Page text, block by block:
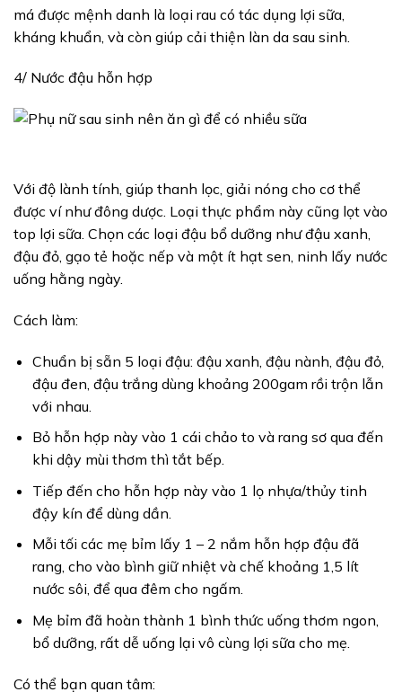
má được mệnh danh là loại rau có tác dụng lợi sữa,
kháng khuẩn, và còn giúp cải thiện làn da sau sinh.
4/ Nước đậu hỗn hợp
Với độ lành tính, giúp thanh lọc, giải nóng cho cơ thể
được ví như đông dược. Loại thực phẩm này cũng lọt vào
top lợi sữa. Chọn các loại đậu bổ dưỡng như đậu xanh,
đậu đỏ, gạo tẻ hoặc nếp và một ít hạt sen, ninh lấy nước
uống hằng ngày.
Cách làm:
Chuẩn bị sẵn 5 loại đậu: đậu xanh, đậu nành, đậu đỏ,
đậu đen, đậu trắng dùng khoảng 200gam rồi trộn lẫn
với nhau.
Bỏ hỗn hợp này vào 1 cái chảo to và rang sơ qua đến
khi dậy mùi thơm thì tắt bếp.
Tiếp đến cho hỗn hợp này vào 1 lọ nhựa/thủy tinh
đậy kín để dùng dần.
Mỗi tối các mẹ bỉm lấy 1 – 2 nắm hỗn hợp đậu đã
rang, cho vào bình giữ nhiệt và chế khoảng 1,5 lít
nước sôi, để qua đêm cho ngấm.
Mẹ bỉm đã hoàn thành 1 bình thức uống thơm ngon,
bổ dưỡng, rất dễ uống lại vô cùng lợi sữa cho mẹ.
Có thể bạn quan tâm: